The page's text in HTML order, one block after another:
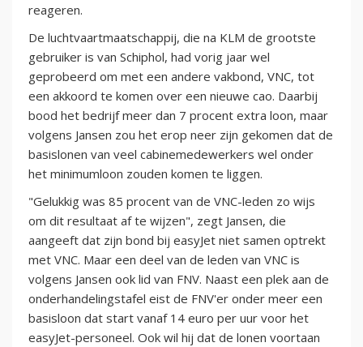
reageren.
De luchtvaartmaatschappij, die na KLM de grootste
gebruiker is van Schiphol, had vorig jaar wel
geprobeerd om met een andere vakbond, VNC, tot
een akkoord te komen over een nieuwe cao. Daarbij
bood het bedrijf meer dan 7 procent extra loon, maar
volgens Jansen zou het erop neer zijn gekomen dat de
basislonen van veel cabinemedewerkers wel onder
het minimumloon zouden komen te liggen.
"Gelukkig was 85 procent van de VNC-leden zo wijs
om dit resultaat af te wijzen", zegt Jansen, die
aangeeft dat zijn bond bij easyJet niet samen optrekt
met VNC. Maar een deel van de leden van VNC is
volgens Jansen ook lid van FNV. Naast een plek aan de
onderhandelingstafel eist de FNV'er onder meer een
basisloon dat start vanaf 14 euro per uur voor het
easyJet-personeel. Ook wil hij dat de lonen voortaan